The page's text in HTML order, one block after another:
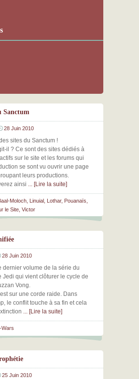
Sanctum
28 Juin 2010
sites du Sanctum !
il ? Ce sont des sites dédiés à
sur le site et les forums qui
se sont vu ouvrir une page
leurs productions.
ainsi ... [Lire la suite]
Moloch Linuial Lothar, Pouanaïs
le Site Victor
28 Juin 2010
dernier volume de la série du
Jedi qui vient clôturer le cycle de
Vong.
sur une corde raide. Dans
le conflit touche à sa fin et cela
... [Lire la suite]
Wars
25 Juin 2010